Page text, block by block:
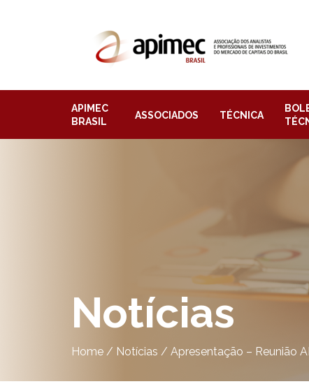
APIMEC
BRASIL
ASSOCIADOS TÉCNICA
Notícias
Home / Notícias / Apresentação – Reunião